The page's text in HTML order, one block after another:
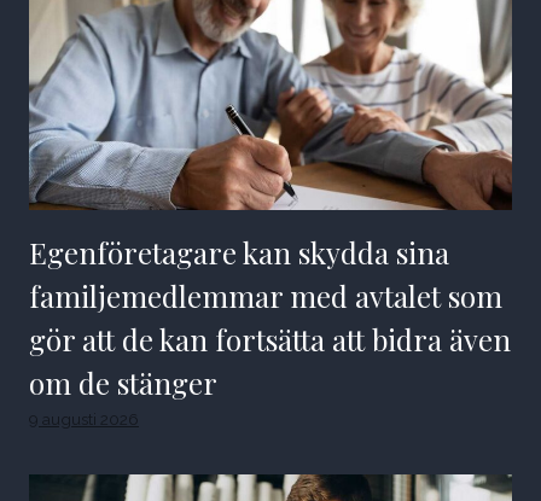
Egenföretagare kan skydda sina
familjemedlemmar med avtalet som
gör att de kan fortsätta att bidra även
om de stänger
9 augusti 2026